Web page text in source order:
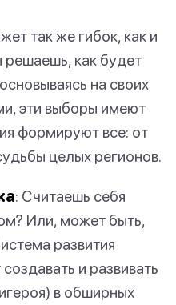
так же гибок, как и
как будет
на своих
эти выборы имеют
формируют все: от
целых регионов.
: Считаешь себя
Или, может быть,
развития
и развивать
в обширных